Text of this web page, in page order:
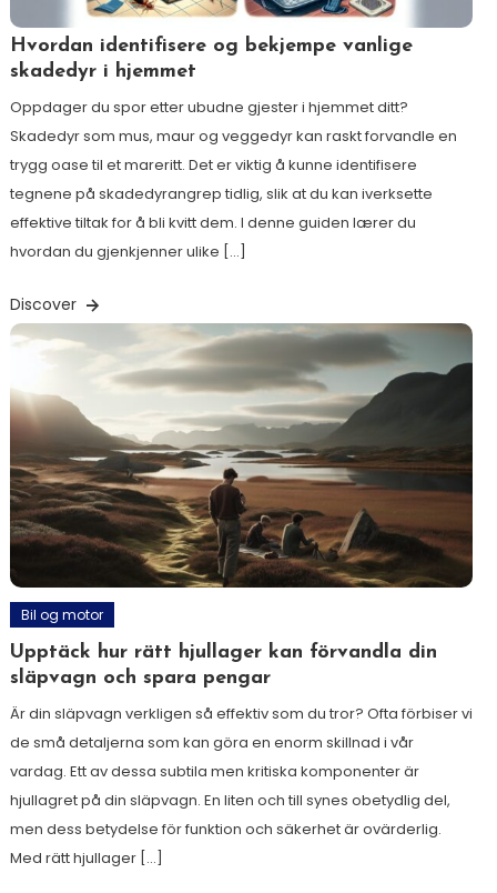
Hvordan identifisere og bekjempe vanlige
skadedyr i hjemmet
Oppdager du spor etter ubudne gjester i hjemmet ditt?
Skadedyr som mus, maur og veggedyr kan raskt forvandle en
trygg oase til et mareritt. Det er viktig å kunne identifisere
tegnene på skadedyrangrep tidlig, slik at du kan iverksette
effektive tiltak for å bli kvitt dem. I denne guiden lærer du
hvordan du gjenkjenner ulike […]
Discover
Bil og motor
Upptäck hur rätt hjullager kan förvandla din
släpvagn och spara pengar
Är din släpvagn verkligen så effektiv som du tror? Ofta förbiser vi
de små detaljerna som kan göra en enorm skillnad i vår
vardag. Ett av dessa subtila men kritiska komponenter är
hjullagret på din släpvagn. En liten och till synes obetydlig del,
men dess betydelse för funktion och säkerhet är ovärderlig.
Med rätt hjullager […]